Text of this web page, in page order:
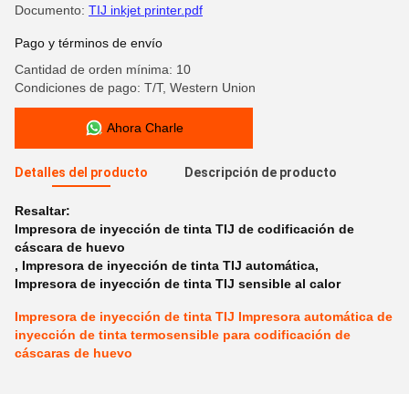
Documento: TIJ inkjet printer.pdf
Pago y términos de envío
Cantidad de orden mínima: 10
Condiciones de pago: T/T, Western Union
Ahora Charle
Detalles del producto Descripción de producto
Resaltar:
Impresora de inyección de tinta TIJ de codificación de
cáscara de huevo
, Impresora de inyección de tinta TIJ automática,
Impresora de inyección de tinta TIJ sensible al calor
Impresora de inyección de tinta TIJ Impresora automática de
inyección de tinta termosensible para codificación de
cáscaras de huevo